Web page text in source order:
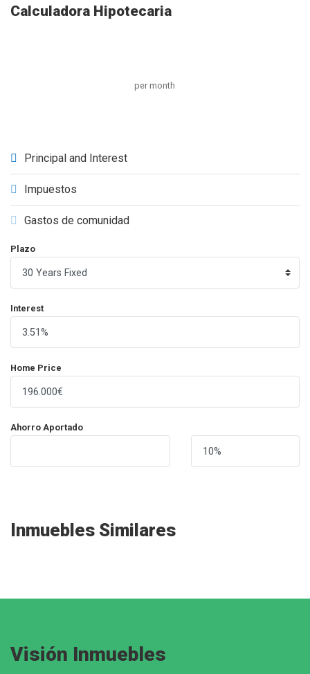
Calculadora Hipotecaria
per month
Principal and Interest
Impuestos
Gastos de comunidad
Plazo
Interest
Home Price
Ahorro Aportado
Inmuebles Similares
Visión Inmuebles